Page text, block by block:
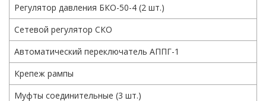
Регулятор давления БКО-50-4 (2 шт.)
Сетевой регулятор СКО
Автоматический переключатель АППГ-1
Крепеж рампы
Муфты соединительные (3 шт.)